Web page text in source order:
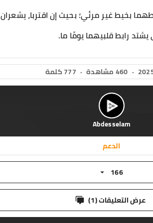
بخيط غير مرئي؛ بحيث إن اقتربا،
رابط قلبيهما يومًا ما.
· 460 مشاهدة · 777 كلمة
Abdesselam
الدعم
166
عرض التعليقات ( 1
)